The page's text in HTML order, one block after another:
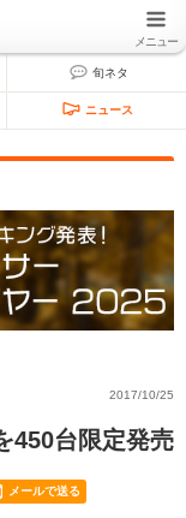
メニュー
旬ネタ
ニュース
2017/10/25
450台限定発売
メールで送る